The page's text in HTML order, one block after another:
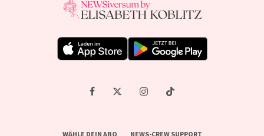
WÄHLE DEIN ABO NEWS-CREW SUPPORT